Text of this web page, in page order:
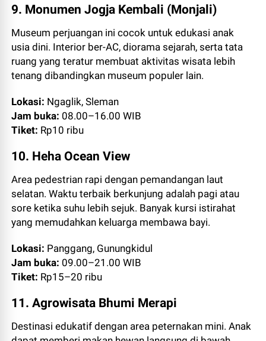
9. Monumen Jogja Kembali (Monjali)
Museum perjuangan ini cocok untuk edukasi anak
usia dini. Interior ber-AC, diorama sejarah, serta tata
ruang yang teratur membuat aktivitas wisata lebih
tenang dibandingkan museum populer lain.
Lokasi: Ngaglik, Sleman
Jam buka: 08.00–16.00 WIB
Tiket: Rp10 ribu
10. Heha Ocean View
Area pedestrian rapi dengan pemandangan laut
selatan. Waktu terbaik berkunjung adalah pagi atau
sore ketika suhu lebih sejuk. Banyak kursi istirahat
yang memudahkan keluarga membawa bayi.
Lokasi: Panggang, Gunungkidul
Jam buka: 09.00–21.00 WIB
Tiket: Rp15–20 ribu
11. Agrowisata Bhumi Merapi
Destinasi edukatif dengan area peternakan mini. Anak